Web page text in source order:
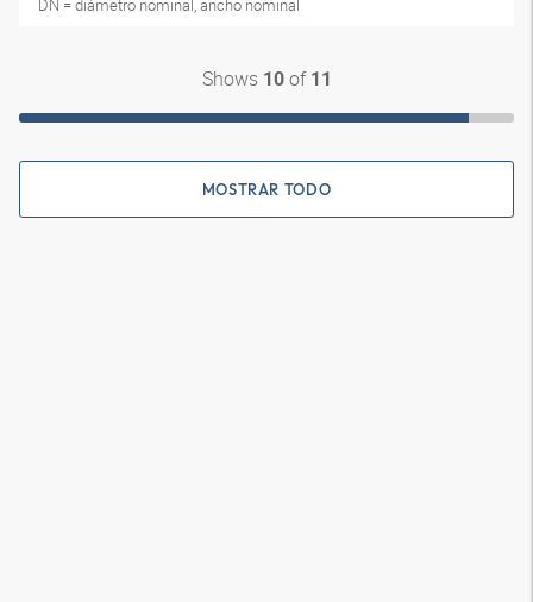
DN = diámetro nominal, ancho nominal
Shows 10of 11
MOSTRAR TODO